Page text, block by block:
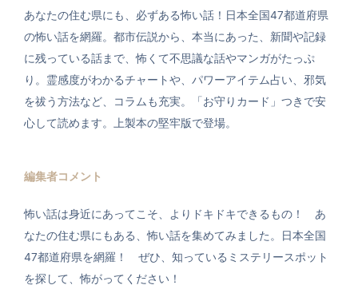
あなたの住む県にも、必ずある怖い話！日本全国47都道府県
の怖い話を網羅。都市伝説から、本当にあった、新聞や記録
に残っている話まで、怖くて不思議な話やマンガがたっぷ
り。霊感度がわかるチャートや、パワーアイテム占い、邪気
を祓う方法など、コラムも充実。「お守りカード」つきで安
心して読めます。上製本の堅牢版で登場。
編集者コメント
怖い話は身近にあってこそ、よりドキドキできるもの！ あ
なたの住む県にもある、怖い話を集めてみました。日本全国
47都道府県を網羅！ ぜひ、知っているミステリースポット
を探して、怖がってください！